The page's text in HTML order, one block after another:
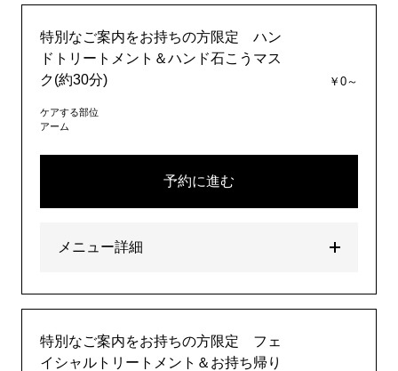
特別なご案内をお持ちの方限定 ハン
ドトリートメント＆ハンド石こうマス
ク(約30分)
￥0～
ケアする部位
アーム
予約に進む
メニュー詳細
特別なご案内をお持ちの方限定 フェ
イシャルトリートメント＆お持ち帰り